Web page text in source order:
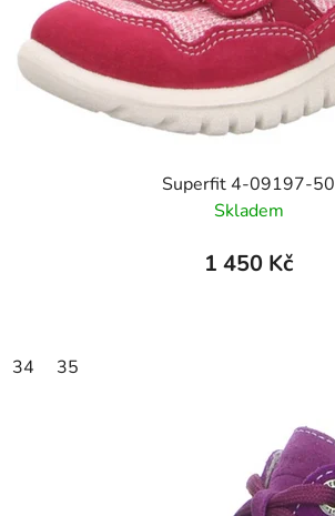
Superfit 4-09197-50
Skladem
1 450 Kč
34 35